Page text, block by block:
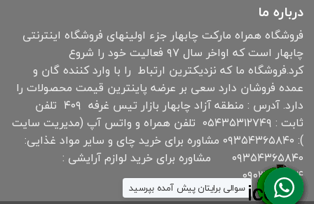
درباره ما
فروشگاه همراه مارکت چابهار جزء اولینهای فروشگاه اینترنتی
چابهار است که اواخر سال ۹۷ فعالیت خود را شروع
کرد.فروشگاه ما که نزدیکترین ارتباط را با وارد کننده گان و
عمده فروشان دارد سعی بر عرضه پاینترین قیمت محصولات را
دارد. آدرس : منطقه آزاد چابهار بازار تیس غرفه ۴۰۹ تلفن
ثابت : ۰۵۴۳۵۳۱۲۷۴۹ تلفن همراه و واتس آپ (مدیریت سایت
): ۰۹۳۵۴۳۶۵۸۴۰ مشاوره برای خرید چای و سایر مواد غذایی:
۰۹۳۵۴۳۶۵۸۴۰ مشاوره برای خرید لوازم آرایشی :
۰۹۰۳۰۱۹۱۸۳۴
سوالی برایتان پیش آمده بپرسید